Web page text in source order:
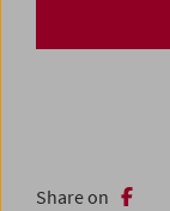
Share on